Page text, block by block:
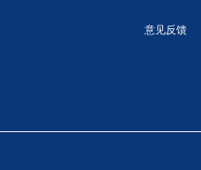
意见反馈